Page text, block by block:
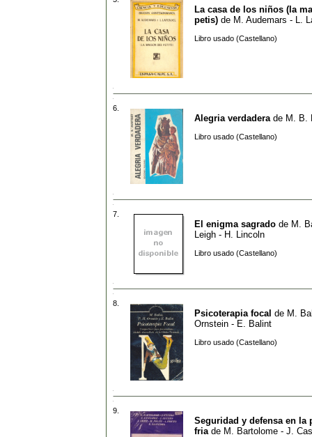
La casa de los niños (la
petis) de M. Audemars - L.
Libro usado (Castellano)
6.
Alegria verdadera de M. B.
Libro usado (Castellano)
7.
El enigma sagrado de M.
Leigh - H. Lincoln
Libro usado (Castellano)
8.
Psicoterapia focal de M.
Ornstein - E. Balint
Libro usado (Castellano)
9.
Seguridad y defensa en la
fria de M. Bartolome - J.